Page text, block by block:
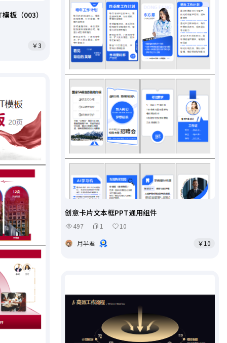
创意卡片文本框PPT通用组件
497 1
10
月半君
￥10
板（003）
￥3